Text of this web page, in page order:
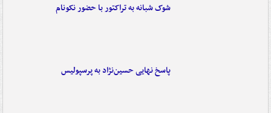
شوک شبانه به تراکتور با حضور نکونام
پاسخ نهایی حسین‌نژاد به پرسپولیس